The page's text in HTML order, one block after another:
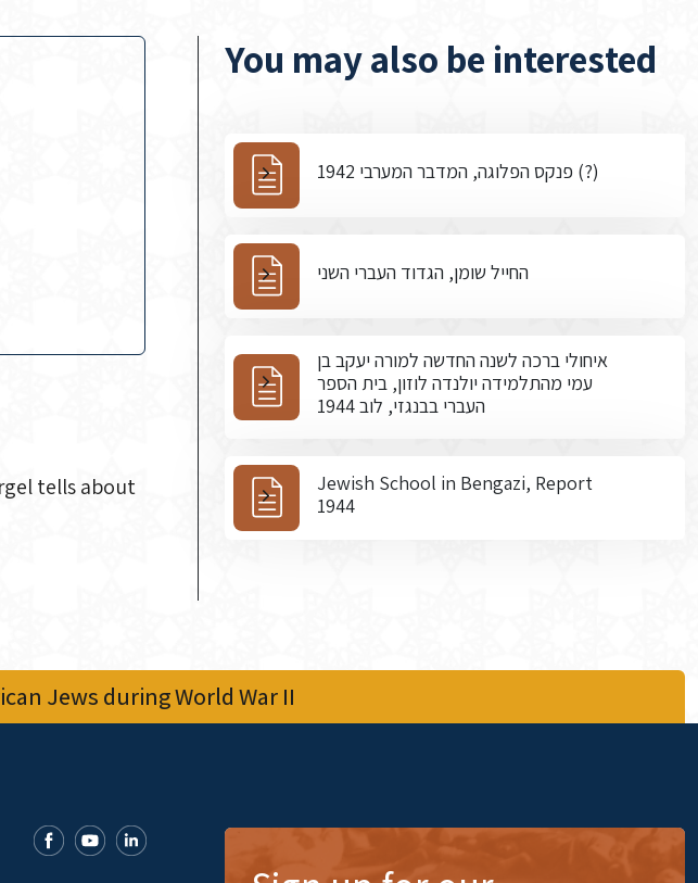
tells about
You may also be interested
פנקס הפלוגה, המדבר המערבי 1942 (?)
החייל שומן, הגדוד העברי השני
איחולי ברכה לשנה החדשה למורה יעקב בן
עמי מהתלמידה יולנדה לוזון, בית הספר
העברי בבנגזי, לוב 1944
Jewish School in Bengazi, Report
1944
Jews during World War II